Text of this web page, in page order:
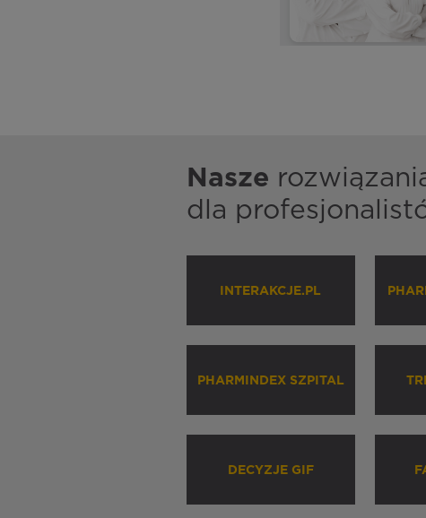
Nasze
dla
INTERAKCJE.PL
PHARMINDEX SZPITAL
DECYZJE GIF